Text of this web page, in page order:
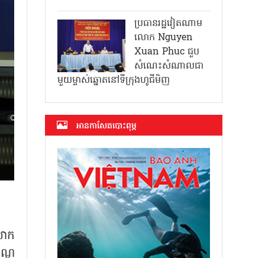
ក
ឌ
ប្រធានរដ្ឋវៀតណាម
លោក Nguyen
Xuan Phuc ជួប
សំណេះសំណាលជា
មួយម្ចាស់ឆ្នោតនៅទីក្រុងហូជីមិញ
អាន​កាសែត​បោះពុម្ភ